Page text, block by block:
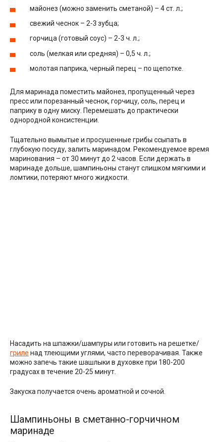
майонез (можно заменить сметаной) – 4 ст. л.;
свежий чеснок – 2-3 зубца;
горчица (готовый соус) – 2-3 ч. л.;
соль (мелкая или средняя) – 0,5 ч. л.;
молотая паприка, черный перец – по щепотке.
Для маринада поместить майонез, пропущенный через
пресс или порезанный чеснок, горчицу, соль, перец и
паприку в одну миску. Перемешать до практически
однородной консистенции.
Тщательно вымытые и просушенные грибы ссыпать в
глубокую посуду, залить маринадом. Рекомендуемое время
маринования – от 30 минут до 2 часов. Если держать в
маринаде дольше, шампиньоны станут слишком мягкими и
ломтики, потеряют много жидкости.
Насадить на шпажки/шампуры или готовить на решетке/
гриле над тлеющими углями, часто переворачивая. Также
можно запечь такие шашлыки в духовке при 180-200
градусах в течение 20-25 минут.
Закуска получается очень ароматной и сочной.
Шампиньоны в сметанно-горчичном
маринаде